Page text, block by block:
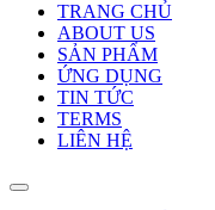
TRANG CHỦ
ABOUT US
SẢN PHẨM
ỨNG DỤNG
TIN TỨC
TERMS
LIÊN HỆ